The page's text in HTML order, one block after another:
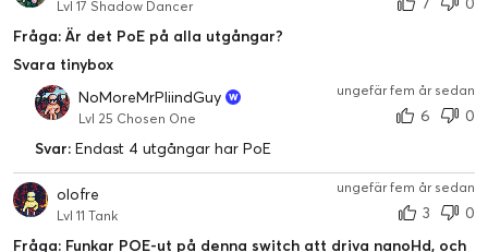
Lvl 17 Shadow Dancer
Fråga: Är det PoE på alla utgångar?
Svara tinybox
NoMoreMrPliindGuy
Lvl 25 Chosen One
ungefär fem år sedan
6
0
Svar: Endast 4 utgångar har PoE
olofre
Lvl 11 Tank
ungefär fem år sedan
3
0
Fråga: Funkar POE-ut på denna switch att driva nanoHd, och